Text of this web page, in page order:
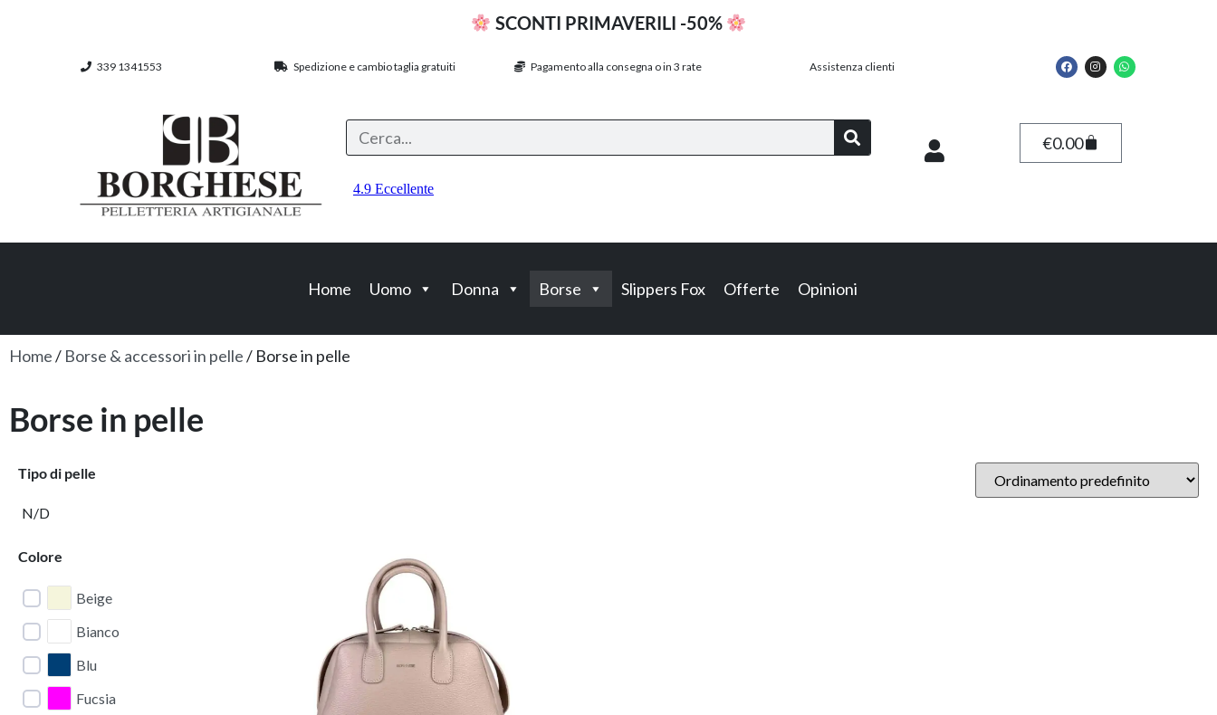
SCONTI PRIMAVERILI -50%
339 1341553 Spedizione e cambio taglia gratuiti Pagamento alla consegna o in 3 rate Assistenza clienti
€0.00
Home Uomo Donna Borse Slippers Fox Offerte Opinioni
Home/ Borse & accessori in pelle/ Borse in pelle
Borse in pelle
Tipo di pelle
N/D
Colore
Beige
Bianco
Blu
Fucsia